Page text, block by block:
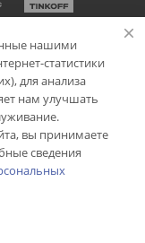
СВЕТОДАР
на обработку
cookie-
на рассылку
нашими
статистики
для анализа
нам улучшать
вы принимаете
сведения